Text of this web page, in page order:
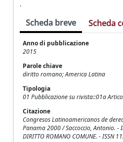
.
Scheda breve Scheda
Anno di pubblicazione
2015
Parole chiave
diritto romano; America Latina
Tipologia
01 Pubblicazione su rivista::01a
Citazione
Congresos Latinoamericanos de
Panama 2000 / Saccoccio, Antonio. -
DIRITTO ROMANO COMUNE. - ISSN